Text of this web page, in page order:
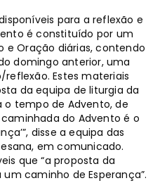
para a reflexão e
é constituído por um
e Oração diárias, contendo
domingo anterior, uma
Estes materiais
da equipa de liturgia da
o tempo de Advento, de
do Advento é o
disse a equipa das
em comunicado.
que “a proposta da
caminho de Esperança”.